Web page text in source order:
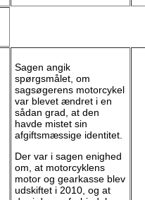
Sagen angik
spørgsmålet, om
sagsøgerens motorcykel
var blevet ændret i en
sådan grad, at den
havde mistet sin
afgiftsmæssige identitet.
Der var i sagen enighed
om, at motorcyklens
motor og gearkasse blev
udskiftet i 2010, og at